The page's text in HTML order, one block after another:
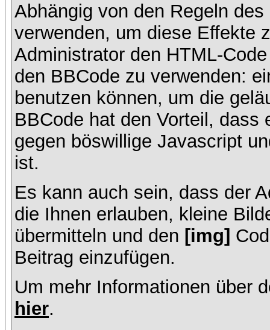
Abhängig von den Regeln
verwenden, um diese Effekte
Administrator den HTML-
den BBCode zu verwenden:
benutzen können, um die
BBCode hat den Vorteil, dass
gegen böswillige Javascript
ist.
Es kann auch sein, dass der
die Ihnen erlauben, kleine
übermitteln und den [img]
Beitrag einzufügen.
Um mehr Informationen über
hier.